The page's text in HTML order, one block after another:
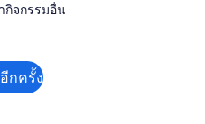
จกรรมอื่น
กครั้ง